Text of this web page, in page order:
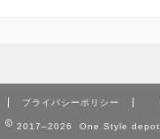
プライバシーポリシー
2017–2026 One Style depot.